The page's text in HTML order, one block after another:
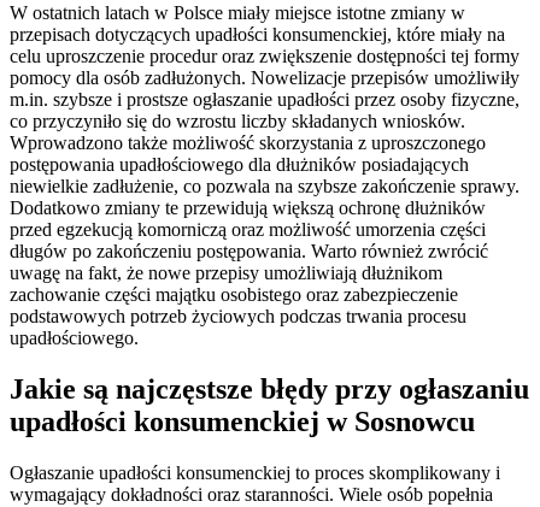
W ostatnich latach w Polsce miały miejsce istotne zmiany w
przepisach dotyczących upadłości konsumenckiej, które miały na
celu uproszczenie procedur oraz zwiększenie dostępności tej formy
pomocy dla osób zadłużonych. Nowelizacje przepisów umożliwiły
m.in. szybsze i prostsze ogłaszanie upadłości przez osoby fizyczne,
co przyczyniło się do wzrostu liczby składanych wniosków.
Wprowadzono także możliwość skorzystania z uproszczonego
postępowania upadłościowego dla dłużników posiadających
niewielkie zadłużenie, co pozwala na szybsze zakończenie sprawy.
Dodatkowo zmiany te przewidują większą ochronę dłużników
przed egzekucją komorniczą oraz możliwość umorzenia części
długów po zakończeniu postępowania. Warto również zwrócić
uwagę na fakt, że nowe przepisy umożliwiają dłużnikom
zachowanie części majątku osobistego oraz zabezpieczenie
podstawowych potrzeb życiowych podczas trwania procesu
upadłościowego.
Jakie są najczęstsze błędy przy ogłaszaniu
upadłości konsumenckiej w Sosnowcu
Ogłaszanie upadłości konsumenckiej to proces skomplikowany i
wymagający dokładności oraz staranności. Wiele osób popełnia